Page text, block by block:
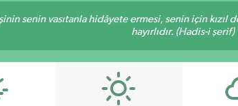
senin vasıtanla hidâyete ermesi, senin için
hayırlıdır. (Hadis-i şerif)